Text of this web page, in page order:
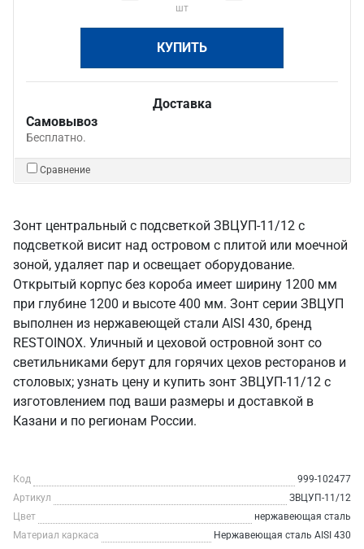
шт
КУПИТЬ
Доставка
Самовывоз
Бесплатно.
Сравнение
Зонт центральный с подсветкой ЗВЦУП-11/12 с
подсветкой висит над островом с плитой или моечной
зоной, удаляет пар и освещает оборудование.
Открытый корпус без короба имеет ширину 1200 мм
при глубине 1200 и высоте 400 мм. Зонт серии ЗВЦУП
выполнен из нержавеющей стали AISI 430, бренд
RESTOINOX. Уличный и цеховой островной зонт со
светильниками берут для горячих цехов ресторанов и
столовых; узнать цену и купить зонт ЗВЦУП-11/12 с
изготовлением под ваши размеры и доставкой в
Казани и по регионам России.
Код
999-102477
Артикул
ЗВЦУП-11/12
Цвет
нержавеющая сталь
Материал каркаса
Нержавеющая сталь AISI 430